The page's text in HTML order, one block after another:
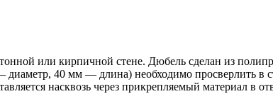
или кирпичной стене. Дюбель сделан из
40 мм — длина) необходимо просверлить в
насквозь через прикрепляемый материал в